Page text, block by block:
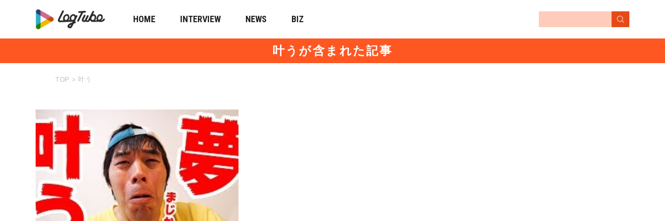
HOME INTERVIEW NEWS BIZ
叶うが含まれた記事
TOP > 叶う